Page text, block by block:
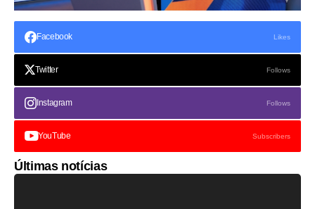
Facebook Likes
Twitter Follows
Instagram Follows
YouTube Subscribers
Últimas notícias